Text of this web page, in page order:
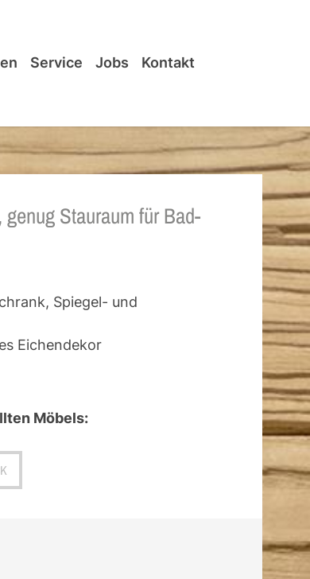
Service Jobs Kontakt
Stauraum für Bad-
Spiegel- und
Eichendekor
Möbels: